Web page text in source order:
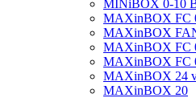
MINiBOX 0-10
MAXinBOX FC
MAXinBOX
MAXinBOX FC
MAXinBOX FC
MAXinBOX 24
MAXinBOX 20